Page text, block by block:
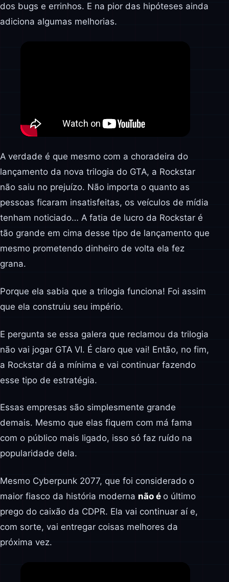
dos bugs e errinhos. E na pior das hipóteses ainda
adiciona algumas melhorias.
A verdade é que mesmo com a choradeira do
lançamento da nova trilogia do GTA, a Rockstar
não saiu no prejuízo. Não importa o quanto as
pessoas ficaram insatisfeitas, os veículos de mídia
tenham noticiado… A fatia de lucro da Rockstar é
tão grande em cima desse tipo de lançamento que
mesmo prometendo dinheiro de volta ela fez
grana.
Porque ela sabia que a trilogia funciona! Foi assim
que ela construiu seu império.
E pergunta se essa galera que reclamou da trilogia
não vai jogar GTA VI. É claro que vai! Então, no fim,
a Rockstar dá a mínima e vai continuar fazendo
esse tipo de estratégia.
Essas empresas são simplesmente grande
demais. Mesmo que elas fiquem com má fama
com o público mais ligado, isso só faz ruído na
popularidade dela.
Mesmo Cyberpunk 2077, que foi considerado o
maior fiasco da história moderna não é o último
prego do caixão da CDPR. Ela vai continuar aí e,
com sorte, vai entregar coisas melhores da
próxima vez.